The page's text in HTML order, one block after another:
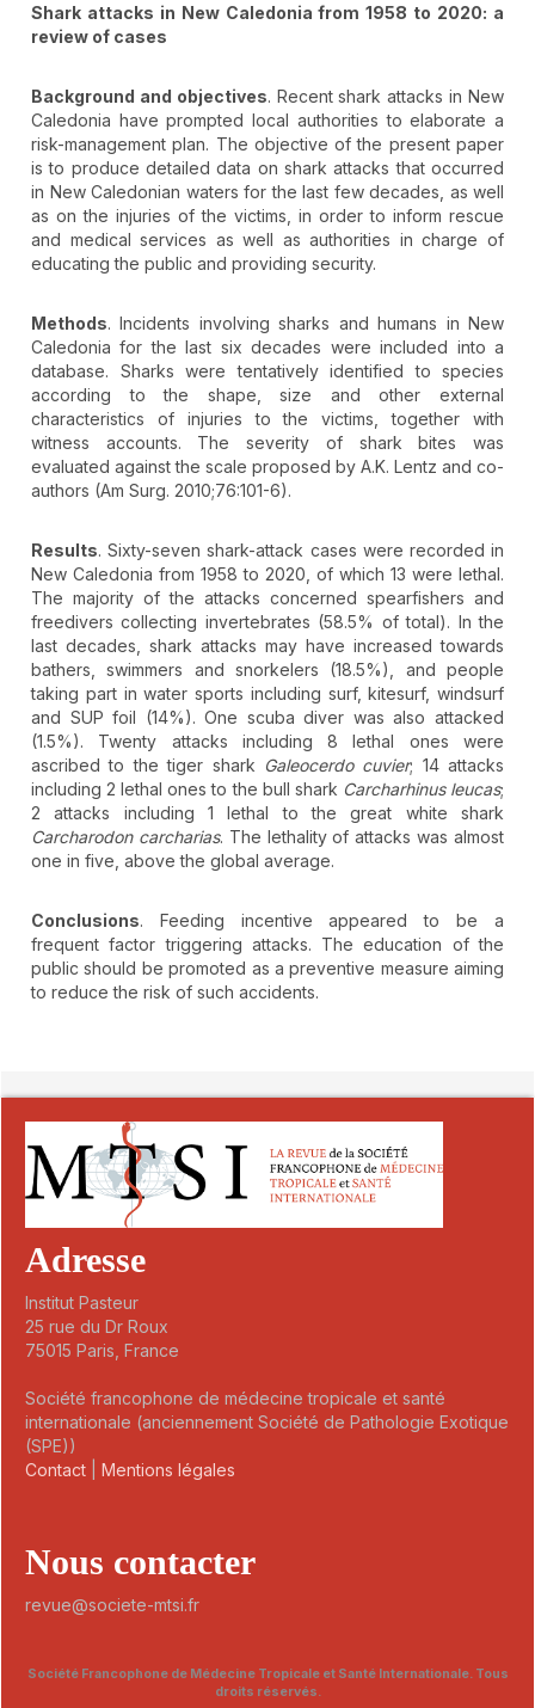
Shark attacks in New Caledonia from 1958 to 2020: a
review of cases
Background and objectives. Recent shark attacks in New
Caledonia have prompted local authorities to elaborate a
risk-management plan. The objective of the present paper
is to produce detailed data on shark attacks that occurred
in New Caledonian waters for the last few decades, as well
as on the injuries of the victims, in order to inform rescue
and medical services as well as authorities in charge of
educating the public and providing security.
Methods. Incidents involving sharks and humans in New
Caledonia for the last six decades were included into a
database. Sharks were tentatively identified to species
according to the shape, size and other external
characteristics of injuries to the victims, together with
witness accounts. The severity of shark bites was
evaluated against the scale proposed by A.K. Lentz and co-
authors (Am Surg. 2010;76:101-6).
Results. Sixty-seven shark-attack cases were recorded in
New Caledonia from 1958 to 2020, of which 13 were lethal.
The majority of the attacks concerned spearfishers and
freedivers collecting invertebrates (58.5% of total). In the
last decades, shark attacks may have increased towards
bathers, swimmers and snorkelers (18.5%), and people
taking part in water sports including surf, kitesurf, windsurf
and SUP foil (14%). One scuba diver was also attacked
(1.5%). Twenty attacks including 8 lethal ones were
ascribed to the tiger shark Galeocerdo cuvier; 14 attacks
including 2 lethal ones to the bull shark Carcharhinus leucas;
2 attacks including 1 lethal to the great white shark
Carcharodon carcharias. The lethality of attacks was almost
one in five, above the global average.
Conclusions. Feeding incentive appeared to be a
frequent factor triggering attacks. The education of the
public should be promoted as a preventive measure aiming
to reduce the risk of such accidents.
Adresse
Institut Pasteur
25 rue du Dr Roux
75015 Paris, France
Société francophone de médecine tropicale et santé
internationale (anciennement Société de Pathologie Exotique
(SPE))
Contact
Mentions légales
Nous contacter
revue@societe-mtsi.fr
Société Francophone de Médecine Tropicale et Santé Internationale. Tous
droits réservés.